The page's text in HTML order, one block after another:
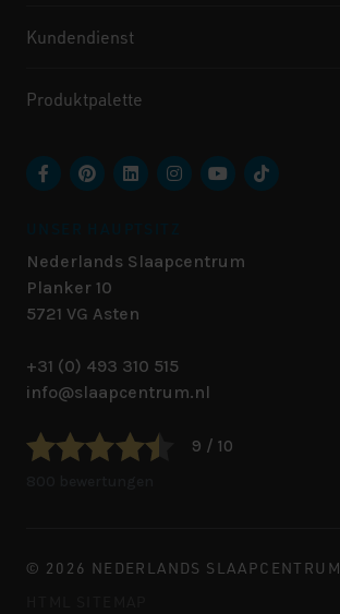
Kundendienst
Produktpalette
Nederlands Slaapcentrum
Planker 10
5721 VG Asten
+31 (0) 493 310 515
info@slaapcentrum.nl
9 / 10
© 2026 NEDERLANDS SLAAPCENTRUM